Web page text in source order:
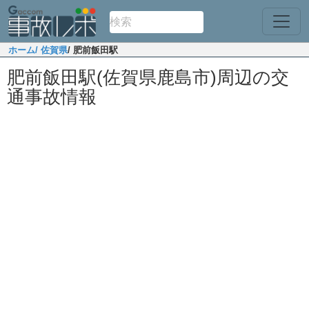
ホーム/ 佐賀県/ 肥前飯田駅
肥前飯田駅(佐賀県鹿島市)周辺の交
通事故情報